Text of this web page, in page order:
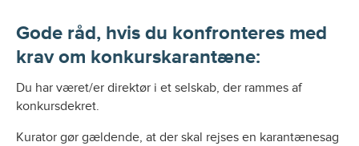
Gode råd, hvis du konfronteres med
krav om konkurskarantæne:
Du har været/er direktør i et selskab, der rammes af
konkursdekret.
Kurator gør gældende, at der skal rejses en karantænesag